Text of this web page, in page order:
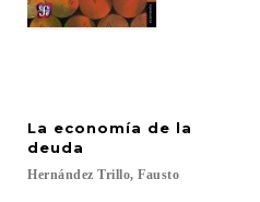
La economía de la
deuda
Hernández Trillo, Fausto